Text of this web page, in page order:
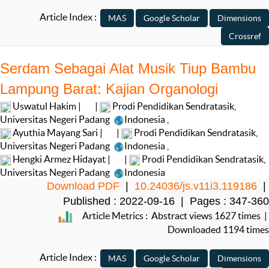
Article Index :
Serdam Sebagai Alat Musik Tiup Bambu
Lampung Barat: Kajian Organologi
Uswatul Hakim |
Prodi Pendidikan Sendratasik,
Universitas Negeri Padang
Indonesia
Ayuthia Mayang Sari |
Prodi Pendidikan Sendratasik,
Universitas Negeri Padang
Indonesia
Hengki Armez Hidayat |
Prodi Pendidikan Sendratasik,
Universitas Negeri Padang
Indonesia
Download PDF 10.24036/js.v11i3.119186
Published : 2022-09-16 | Pages : 347-360
Article Metrics : Abstract views 1627 times |
Downloaded 1194 times
Article Index :